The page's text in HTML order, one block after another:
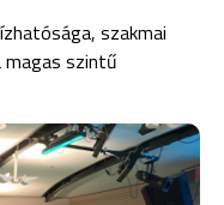
szakmai
szintű